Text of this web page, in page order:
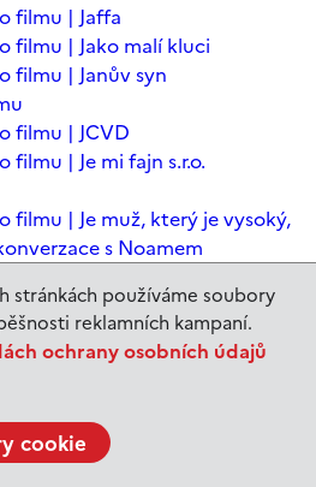
stránkách používáme soubory
reklamních kampaní.
ochrany osobních údajů
cookie
filmu | Jaffa
filmu | Jako malí kluci
filmu | Janův syn
filmu | JCVD
filmu | Je mi fajn s.r.o.
filmu | Je muž, který je vysoký,
s Noamem
filmu | Je to jen konec světa
filmu | Je to jen konec světa
filmu | Jeanne du Barry -
milenka
povinen